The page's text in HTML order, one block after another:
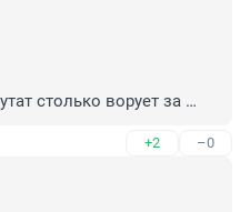
столько ворует за
+2 –0